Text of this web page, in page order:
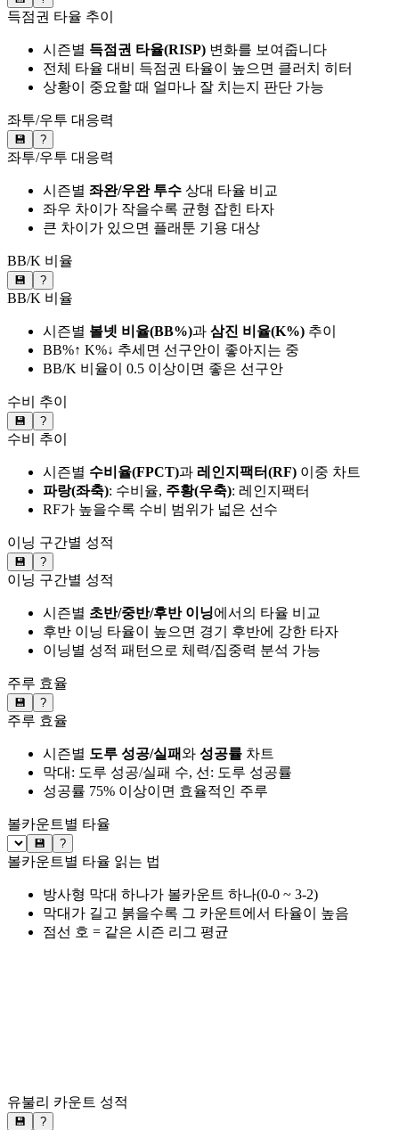
득점권 타율 추이
시즌별 득점권 타율(RISP) 변화를 보여줍니다
전체 타율 대비 득점권 타율이 높으면 클러치 히터
상황이 중요할 때 얼마나 잘 치는지 판단 가능
좌투/우투 대응력
💾 ?
좌투/우투 대응력
시즌별 좌완/우완 투수 상대 타율 비교
좌우 차이가 작을수록 균형 잡힌 타자
큰 차이가 있으면 플래툰 기용 대상
BB/K 비율
💾 ?
BB/K 비율
시즌별 볼넷 비율(BB%)과 삼진 비율(K%) 추이
BB%↑ K%↓ 추세면 선구안이 좋아지는 중
BB/K 비율이 0.5 이상이면 좋은 선구안
수비 추이
💾 ?
수비 추이
시즌별 수비율(FPCT)과 레인지팩터(RF) 이중 차트
파랑(좌축): 수비율, 주황(우축): 레인지팩터
RF가 높을수록 수비 범위가 넓은 선수
이닝 구간별 성적
💾 ?
이닝 구간별 성적
시즌별 초반/중반/후반 이닝에서의 타율 비교
후반 이닝 타율이 높으면 경기 후반에 강한 타자
이닝별 성적 패턴으로 체력/집중력 분석 가능
주루 효율
💾 ?
주루 효율
시즌별 도루 성공/실패와 성공률 차트
막대: 도루 성공/실패 수, 선: 도루 성공률
성공률 75% 이상이면 효율적인 주루
볼카운트별 타율
💾 ?
볼카운트별 타율 읽는 법
방사형 막대 하나가 볼카운트 하나(0-0 ~ 3-2)
막대가 길고 붉을수록 그 카운트에서 타율이 높음
점선 호 = 같은 시즌 리그 평균
유불리 카운트 성적
💾 ?